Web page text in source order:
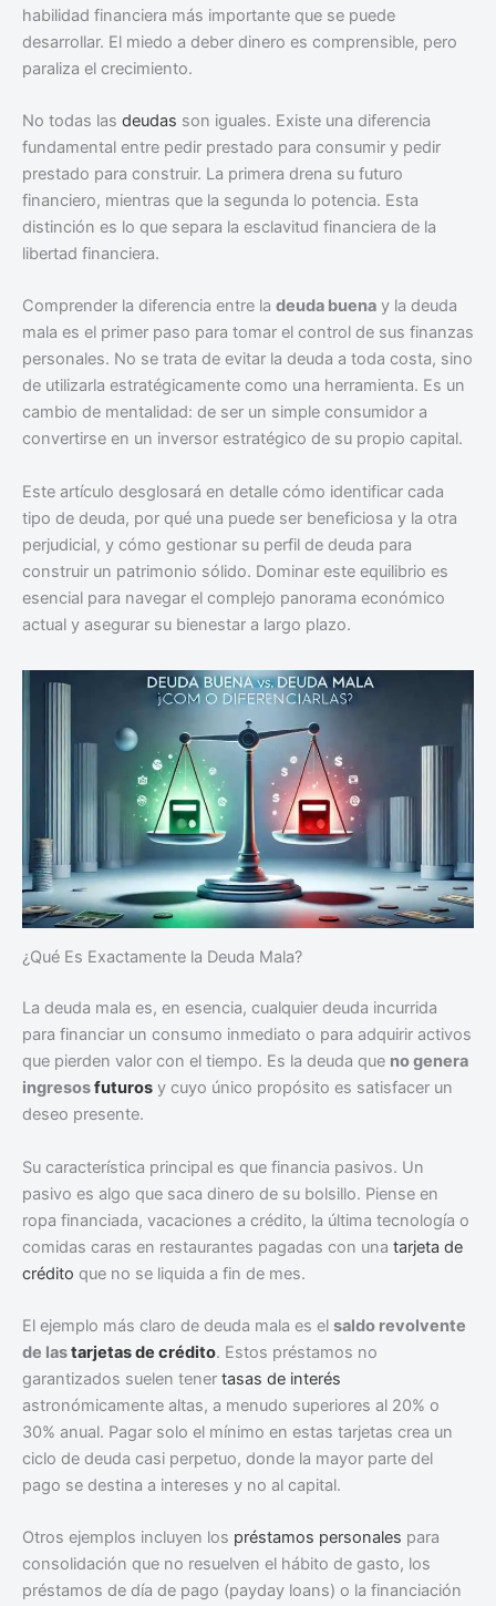
habilidad financiera más importante que se puede
desarrollar. El miedo a deber dinero es comprensible, pero
paraliza el crecimiento.
No todas las deudas son iguales. Existe una diferencia
fundamental entre pedir prestado para consumir y pedir
prestado para construir. La primera drena su futuro
financiero, mientras que la segunda lo potencia. Esta
distinción es lo que separa la esclavitud financiera de la
libertad financiera.
Comprender la diferencia entre la deuda buena y la deuda
mala es el primer paso para tomar el control de sus finanzas
personales. No se trata de evitar la deuda a toda costa, sino
de utilizarla estratégicamente como una herramienta. Es un
cambio de mentalidad: de ser un simple consumidor a
convertirse en un inversor estratégico de su propio capital.
Este artículo desglosará en detalle cómo identificar cada
tipo de deuda, por qué una puede ser beneficiosa y la otra
perjudicial, y cómo gestionar su perfil de deuda para
construir un patrimonio sólido. Dominar este equilibrio es
esencial para navegar el complejo panorama económico
actual y asegurar su bienestar a largo plazo.
¿Qué Es Exactamente la Deuda Mala?
La deuda mala es, en esencia, cualquier deuda incurrida
para financiar un consumo inmediato o para adquirir activos
que pierden valor con el tiempo. Es la deuda que no genera
ingresosfuturos y cuyo único propósito es satisfacer un
deseo presente.
Su característica principal es que financia pasivos. Un
pasivo es algo que saca dinero de su bolsillo. Piense en
ropa financiada, vacaciones a crédito, la última tecnología o
comidas caras en restaurantes pagadas con una tarjeta de
crédito que no se liquida a fin de mes.
El ejemplo más claro de deuda mala es el saldo revolvente
de lastarjetas de crédito. Estos préstamos no
garantizados suelen tener tasas de interés
astronómicamente altas, a menudo superiores al 20% o
30% anual. Pagar solo el mínimo en estas tarjetas crea un
ciclo de deuda casi perpetuo, donde la mayor parte del
pago se destina a intereses y no al capital.
Otros ejemplos incluyen los préstamos personales para
consolidación que no resuelven el hábito de gasto, los
préstamos de día de pago (payday loans) o la financiación